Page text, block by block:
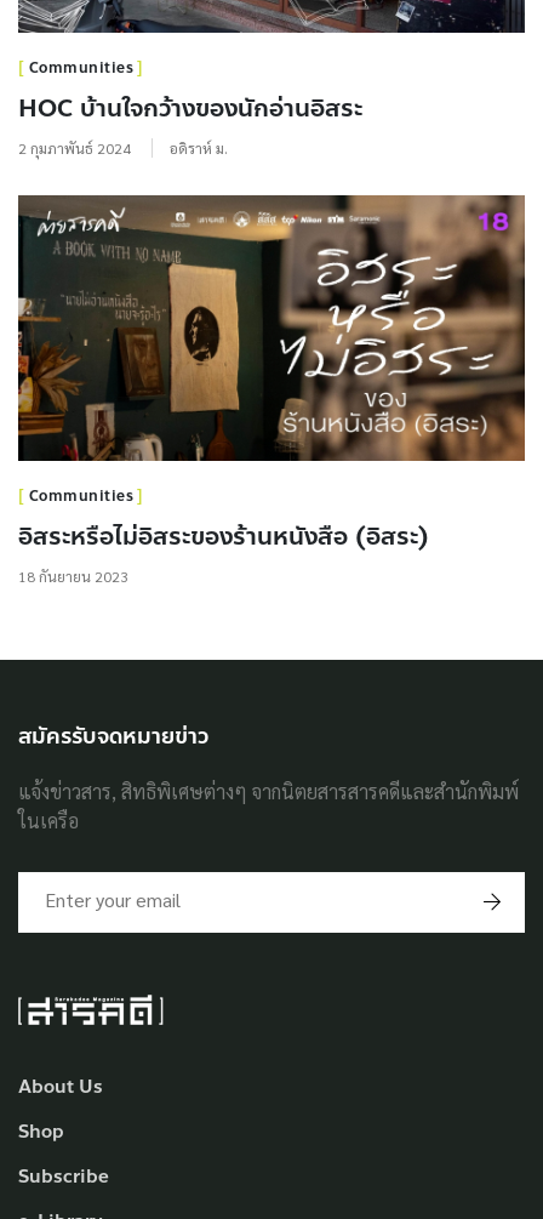
Communities
HOC บ้านใจกว้างของนักอ่านอิสระ
2 กุมภาพันธ์ 2024 อดิราห์ ม.
Communities
อิสระหรือไม่อิสระของร้านหนังสือ (อิสระ)
18 กันยายน 2023
About Us
Shop
Subscribe
สมัครรับจดหมายข่าว
แจ้งข่าวสาร, สิทธิพิเศษต่างๆ จากนิตยสารสารคดีและสำนักพิมพ์
ในเครือ